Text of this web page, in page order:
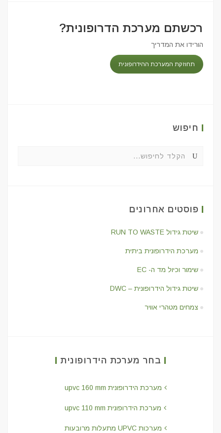
רכשתם מערכת הדרופונית?
הורידו את המדריך
תחוזקת המערכת ההידרופונית
חיפוש
פוסטים אחרונים
שיטת גידול RUN TO WASTE
מערכת הידרופונית ביתית
שימור וכיול מד ה- EC
שיטת גידול הידרופונית – DWC
צמחים מטהרי אוויר
בחר מערכת הידרופונית
מערכת הידרופונית upvc 160 mm
מערכת הידרופונית upvc 110 mm
מערכות UPVC מתעלות מרובעות